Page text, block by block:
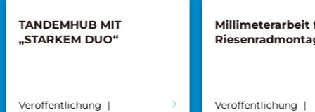
Millimeterarbeit für eine
Riesenradmontage
Veröffentlichung
Sarens ebnet